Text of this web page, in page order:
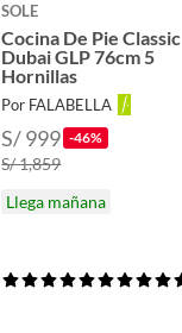
SOLE
Cocina De Pie Classic
Dubai GLP 76cm 5
Hornillas
Por FALABELLA
S/ 999 -46%
S/ 1,859
Llega mañana